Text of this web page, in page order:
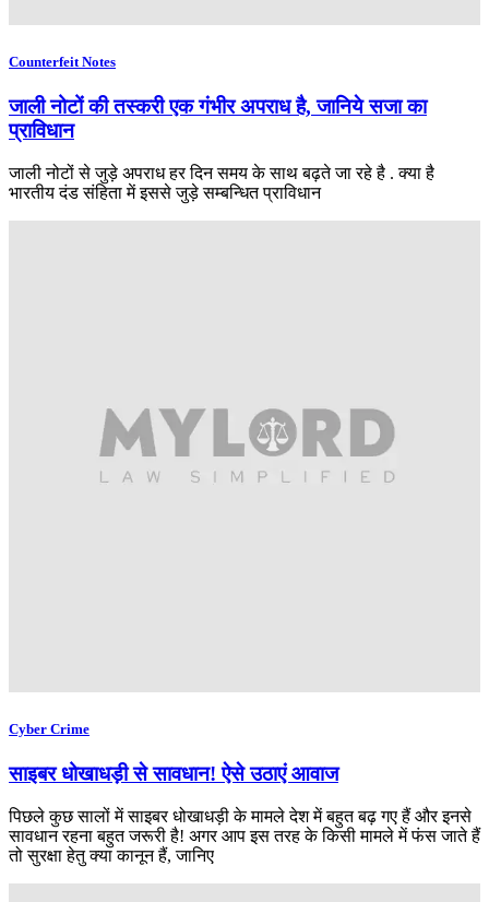
Counterfeit Notes
जाली नोटों की तस्करी एक गंभीर अपराध है, जानिये सजा का
प्राविधान
जाली नोटों से जुड़े अपराध हर दिन समय के साथ बढ़ते जा रहे है . क्या है
भारतीय दंड संहिता में इससे जुड़े सम्बन्धित प्राविधान
Cyber Crime
साइबर धोखाधड़ी से सावधान! ऐसे उठाएं आवाज
पिछले कुछ सालों में साइबर धोखाधड़ी के मामले देश में बहुत बढ़ गए हैं और इनसे
सावधान रहना बहुत जरूरी है! अगर आप इस तरह के किसी मामले में फंस जाते हैं
तो सुरक्षा हेतु क्या कानून हैं, जानिए